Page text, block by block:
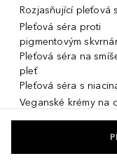
Rozjasňující pleťová
Pleťová séra proti
pigmentovým
Pleťová séra na
pleť
Pleťová séra s
Veganské krémy na
Miniatury parfémů,